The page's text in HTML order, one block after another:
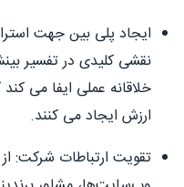
ایجاد پلی بین جهت
نقشی کلیدی در تفسیر
خلاقانه عملی ایفا می
ارزش ایجاد می کنند.
تقویت ارتباطات شرکت: از